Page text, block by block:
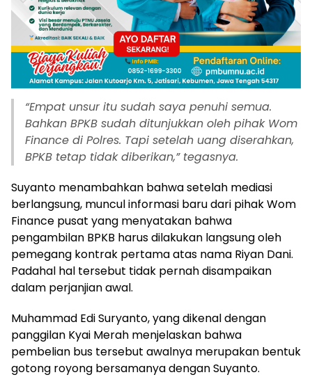
“Empat unsur itu sudah saya penuhi semua.
Bahkan BPKB sudah ditunjukkan oleh pihak Wom
Finance di Polres. Tapi setelah uang diserahkan,
BPKB tetap tidak diberikan,” tegasnya.
Suyanto menambahkan bahwa setelah mediasi
berlangsung, muncul informasi baru dari pihak Wom
Finance pusat yang menyatakan bahwa
pengambilan BPKB harus dilakukan langsung oleh
pemegang kontrak pertama atas nama Riyan Dani.
Padahal hal tersebut tidak pernah disampaikan
dalam perjanjian awal.
Muhammad Edi Suryanto, yang dikenal dengan
panggilan Kyai Merah menjelaskan bahwa
pembelian bus tersebut awalnya merupakan bentuk
gotong royong bersamanya dengan Suyanto.